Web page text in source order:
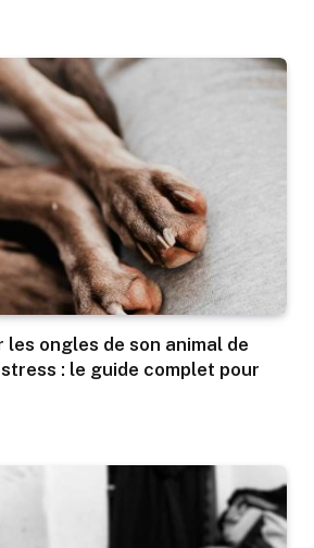
les ongles de son animal de
: le guide complet pour